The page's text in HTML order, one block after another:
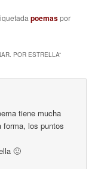
poemaspor
POR ESTRELLA”
tiene mucha
forma, los puntos
🙂